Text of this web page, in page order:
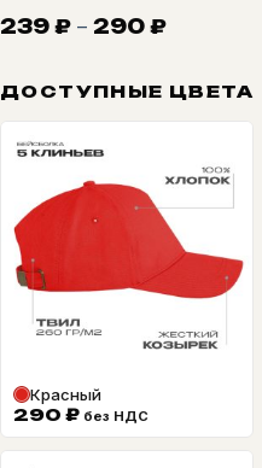
239 ₽ – 290 ₽Диапазон
–
ДОСТУПНЫЕ ЦВЕТА
Красный
290 ₽ без НДС